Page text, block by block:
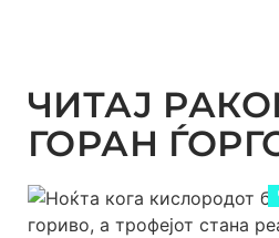
ЧИТАЈ
ГОРАН